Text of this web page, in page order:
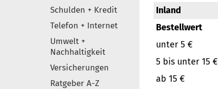
Schulden + Kredit
Telefon + Internet
Umwelt +
Nachhaltigkeit
Versicherungen
Ratgeber A-Z
Inland
Bestellwert
unter 5 €
5 bis unter 15 €
ab 15 €